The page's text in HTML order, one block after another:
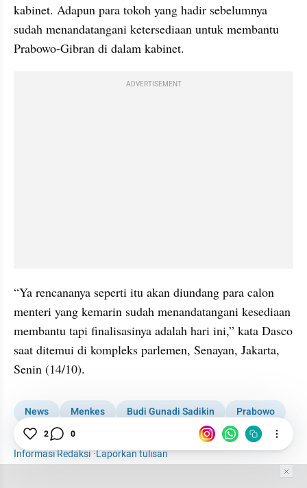
kabinet. Adapun para tokoh yang hadir sebelumnya
sudah menandatangani ketersediaan untuk membantu
Prabowo-Gibran di dalam kabinet.
ADVERTISEMENT
“Ya rencananya seperti itu akan diundang para calon
menteri yang kemarin sudah menandatangani kesediaan
membantu tapi finalisasinya adalah hari ini,” kata Dasco
saat ditemui di kompleks parlemen, Senayan, Jakarta,
Senin (14/10).
News Menkes Budi Gunadi Sadikin
Prabowo
Kabinet
Informasi Redaksi·Laporkan tulisan
2 0